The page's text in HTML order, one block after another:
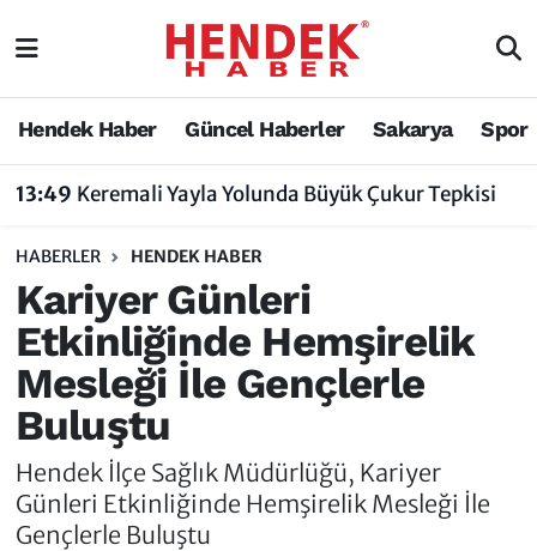
Hendek Haber Güncel Haberler Sakarya Spor
13:49 Keremali Yayla Yolunda Büyük Çukur Tepkisi
HABERLER HENDEK HABER
Kariyer Günleri
Etkinliğinde Hemşirelik
Mesleği İle Gençlerle
Buluştu
Hendek İlçe Sağlık Müdürlüğü, Kariyer
Günleri Etkinliğinde Hemşirelik Mesleği İle
Gençlerle Buluştu
Hendek Haber
Nöbetçi Eczaneler
Vefat Edenler
Hendek Haber
Hakkında
Hendek Haber Reklam Servisi
Künye
İletişim
Sakarya Nöbetçi Eczaneler
Sakarya Trafik Yoğunluk Haritası
Tüm Manşetler
Son Dakika Haberleri
Haber Arşivi